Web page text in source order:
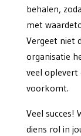
behalen,
met
Vergeet niet
organisatie
veel oplevert
voorkomt.
Veel succes!
diens rol in